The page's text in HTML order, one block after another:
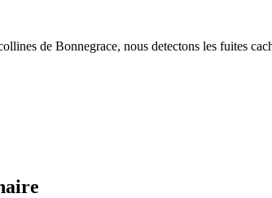
de Bonnegrace, nous detectons les fuites